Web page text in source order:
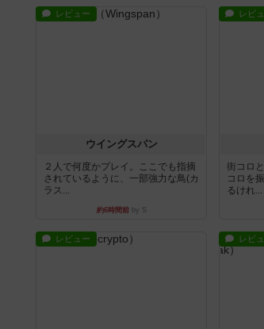
レビュー
ウイングスパン
２人で何度かプレイ。ここでも指摘
されているように、一部強力な鳥(カ
ラス...
約6時間前by S
レビ
街コロ
コロを
るけれ...
レビュー レビ